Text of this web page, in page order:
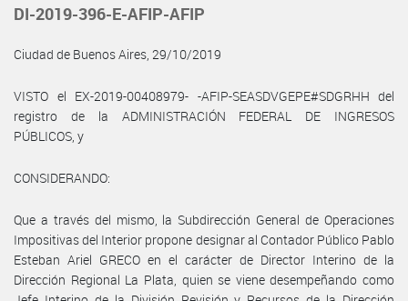
DI-2019-396-E-AFIP-AFIP
Ciudad de Buenos Aires, 29/10/2019
VISTO el EX-2019-00408979- -AFIP-SEASDVGEPE#SDGRHH del
registro de la ADMINISTRACIÓN FEDERAL DE INGRESOS
PÚBLICOS, y
CONSIDERANDO:
Que a través del mismo, la Subdirección General de Operaciones
Impositivas del Interior propone designar al Contador Público Pablo
Esteban Ariel GRECO en el carácter de Director Interino de la
Dirección Regional La Plata, quien se viene desempeñando como